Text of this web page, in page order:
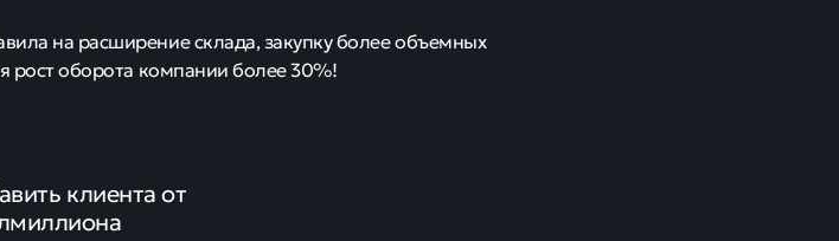
на расширение склада, закупку более объемных
рост оборота компании более 30%!
клиента от